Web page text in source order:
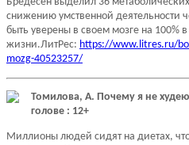
снижению умственной деятельности
быть уверены в своем мозге на 100%
жизни.ЛитРес: https://www.litres.ru/
mozg-40523257/
Томилова, А. Почему я не
голове : 12+
Миллионы людей сидят на диетах,